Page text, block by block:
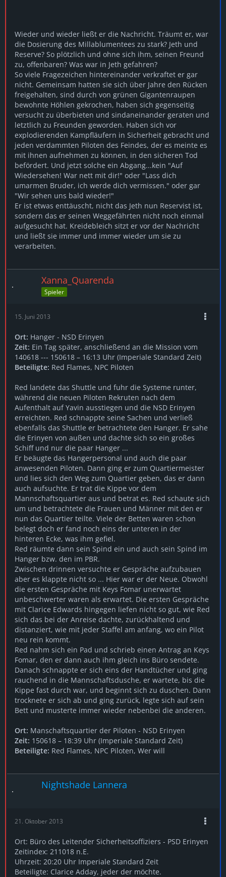
Wieder und wieder ließt er die Nachricht. Träumt er, war
die Dosierung des Millablumentees zu stark? Jeth und
Reserve? So plötzlich und ohne sich ihm, seinen Freund
zu, offenbaren? Was war in Jeth gefahren?
So viele Fragezeichen hintereinander verkraftet er gar
nicht. Gemeinsam hatten sie sich über Jahre den Rücken
freigehalten, sind durch von grünen Gigantenraupen
bewohnte Höhlen gekrochen, haben sich gegenseitig
versucht zu überbieten und sindaneinander geraten und
letztlich zu Freunden geworden. Haben sich vor
explodierenden Kampfläufern in Sicherheit gebracht und
jeden verdammten Piloten des Feindes, der es meinte es
mit ihnen aufnehmen zu können, in den sicheren Tod
befördert. Und jetzt solche ein Abgang...kein "Auf
Wiedersehen! War nett mit dir!" oder "Lass dich
umarmen Bruder, ich werde dich vermissen." oder gar
"Wir sehen uns bald wieder!"
Er ist etwas enttäuscht, nicht das Jeth nun Reservist ist,
sondern das er seinen Weggefährten nicht noch einmal
aufgesucht hat. Kreidebleich sitzt er vor der Nachricht
und ließt sie immer und immer wieder um sie zu
verarbeiten.
Xanna_Quarenda
Spieler
15. Juni 2013
Ort: Hanger - NSD Erinyen
Zeit: Ein Tag später, anschließend an die Mission vom
140618 --- 150618 – 16:13 Uhr (Imperiale Standard Zeit)
Beteiligte: Red Flames, NPC Piloten
Red landete das Shuttle und fuhr die Systeme runter,
während die neuen Piloten Rekruten nach dem
Aufenthalt auf Yavin ausstiegen und die NSD Erinyen
erreichten. Red schnappte seine Sachen und verließ
ebenfalls das Shuttle er betrachtete den Hanger. Er sahe
die Erinyen von außen und dachte sich so ein großes
Schiff und nur die paar Hanger ...
Er beäugte das Hangerpersonal und auch die paar
anwesenden Piloten. Dann ging er zum Quartiermeister
und lies sich den Weg zum Quartier geben, das er dann
auch aufsuchte. Er trat die Kippe vor dem
Mannschaftsquartier aus und betrat es. Red schaute sich
um und betrachtete die Frauen und Männer mit den er
nun das Quartier teilte. Viele der Betten waren schon
belegt doch er fand noch eins der unteren in der
hinteren Ecke, was ihm gefiel.
Red räumte dann sein Spind ein und auch sein Spind im
Hanger bzw. den im PBR.
Zwischen drinnen versuchte er Gespräche aufzubauen
aber es klappte nicht so ... Hier war er der Neue. Obwohl
die ersten Gespräche mit Keys Fomar unerwartet
unbeschwerter waren als erwartet. Die ersten Gespräche
mit Clarice Edwards hingegen liefen nicht so gut, wie Red
sich das bei der Anreise dachte, zurückhaltend und
distanziert, wie mit jeder Staffel am anfang, wo ein Pilot
neu rein kommt.
Red nahm sich ein Pad und schrieb einen Antrag an Keys
Fomar, den er dann auch ihm gleich ins Büro sendete.
Danach schnappte er sich eins der Handtücher und ging
rauchend in die Mannschaftsdusche, er wartete, bis die
Kippe fast durch war, und beginnt sich zu duschen. Dann
trocknete er sich ab und ging zurück, legte sich auf sein
Bett und musterte immer wieder nebenbei die anderen.
Ort: Manschaftsquartier der Piloten - NSD Erinyen
Zeit: 150618 – 18:39 Uhr (Imperiale Standard Zeit)
Beteiligte: Red Flames, NPC Piloten, Wer will
Nightshade Lannera
21. Oktober 2013
Ort: Büro des Leitender Sicherheitsoffiziers - PSD Erinyen
Zeitindex: 211018 n.E.
Uhrzeit: 20:20 Uhr Imperiale Standard Zeit
Beteiligte: Clarice Adday, jeder der möchte.